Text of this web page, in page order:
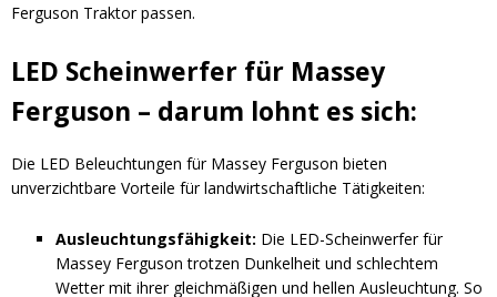
Ferguson Traktor passen.
LED Scheinwerfer für Massey
Ferguson – darum lohnt es sich:
Die LED Beleuchtungen für Massey Ferguson bieten
unverzichtbare Vorteile für landwirtschaftliche Tätigkeiten:
Ausleuchtungsfähigkeit: Die LED-Scheinwerfer für
Massey Ferguson trotzen Dunkelheit und schlechtem
Wetter mit ihrer gleichmäßigen und hellen Ausleuchtung. So